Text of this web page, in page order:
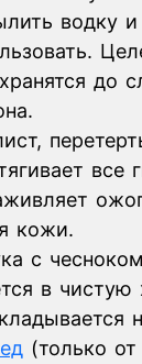
водку и
до
все
кожи.
с
в чистую
(только